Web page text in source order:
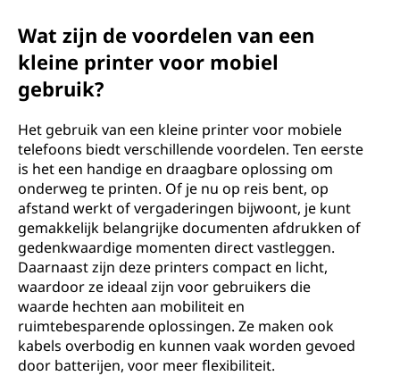
Wat zijn de voordelen van een
kleine printer voor mobiel
gebruik?
Het gebruik van een kleine printer voor mobiele
telefoons biedt verschillende voordelen. Ten eerste
is het een handige en draagbare oplossing om
onderweg te printen. Of je nu op reis bent, op
afstand werkt of vergaderingen bijwoont, je kunt
gemakkelijk belangrijke documenten afdrukken of
gedenkwaardige momenten direct vastleggen.
Daarnaast zijn deze printers compact en licht,
waardoor ze ideaal zijn voor gebruikers die
waarde hechten aan mobiliteit en
ruimtebesparende oplossingen. Ze maken ook
kabels overbodig en kunnen vaak worden gevoed
door batterijen, voor meer flexibiliteit.